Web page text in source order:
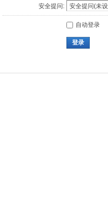
安全提问:
自动登录
登录